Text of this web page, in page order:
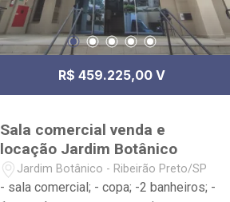
R$ 459.225,00 V
Sala comercial venda e
locação Jardim Botânico
Jardim Botânico - Ribeirão Preto/SP
- sala comercial; - copa; -2 banheiros; -